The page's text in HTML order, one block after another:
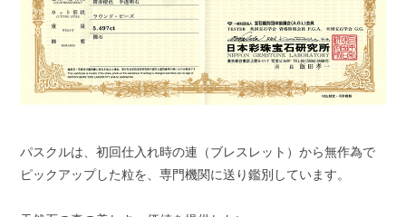
パスクルは、初回仕入れ時の連（ブレスレット）から無作為で
ピックアップした粒を、専門機関に送り鑑別しています。